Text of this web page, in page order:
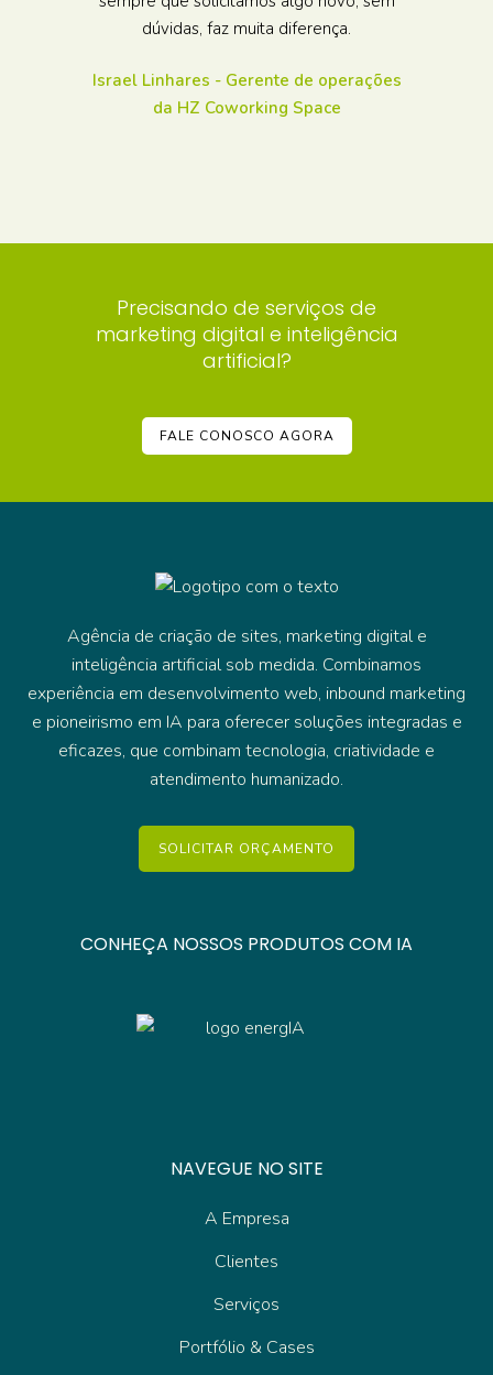
dúvidas, faz muita diferença.
Israel Linhares - Gerente de operações
da HZ Coworking Space
Precisando de serviços de
marketing digital e inteligência
artificial?
FALE CONOSCO AGORA
Agência de criação de sites, marketing digital e
inteligência artificial sob medida. Combinamos
experiência em desenvolvimento web, inbound marketing
e pioneirismo em IA para oferecer soluções integradas e
eficazes, que combinam tecnologia, criatividade e
atendimento humanizado.
SOLICITAR ORÇAMENTO
CONHEÇA NOSSOS PRODUTOS COM IA
NAVEGUE NO SITE
A Empresa
Clientes
Serviços
Portfólio & Cases